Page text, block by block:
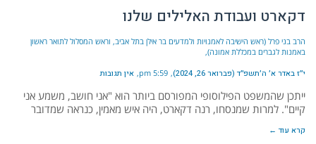
דקארט ועבודת האלילים שלנו
הרב בני פרל (ראש הישיבה לאמנויות ולמדעים בר אילן בתל אביב, וראש המסלול לתואר ראשון
באמנות לגברים במכללת אמונה)
י״ז באדר א׳ ה׳תשפ״ד (פברואר 26, 2024) 5:59 pm אין תגובות
ייתכן שהמשפט הפילוסופי המפורסם ביותר הוא "אני חושב, משמע אני
קיים". למרות שמנסחו, רנה דקארט, היה איש מאמין, כנראה שמדובר
קרא עוד ←